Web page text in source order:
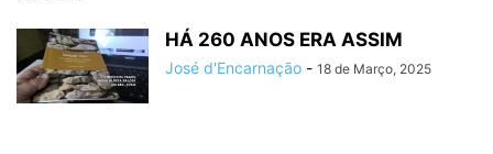
HÁ 260 ANOS ERA ASSIM
José d'Encarnação - 18 de Março, 2025